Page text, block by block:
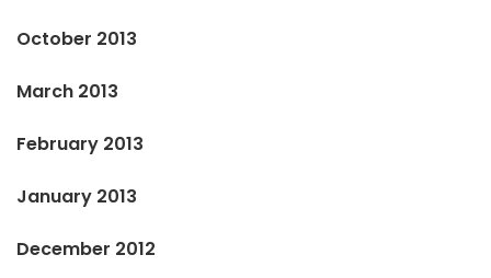
October 2013
March 2013
February 2013
January 2013
December 2012